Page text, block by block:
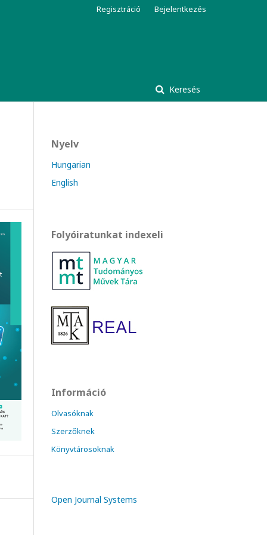
Keresés
Regisztráció Bejelentkezés
Nyelv
Hungarian
English
Folyóiratunkat indexeli
Információ
Olvasóknak
Szerzőknek
Könyvtárosoknak
Open Journal Systems